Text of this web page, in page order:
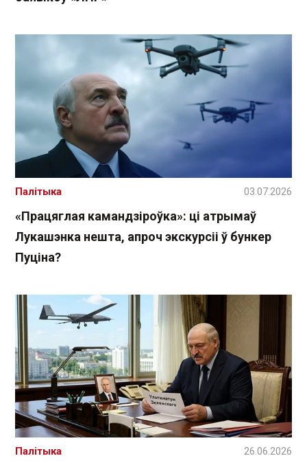
«Працяглая камандзіроўка»: ці атрымаў
Лукашэнка нешта, апроч экскурсіі ў бункер
Пуціна?
Палітыка 03.07.2026
Палітыка 26.06.2026